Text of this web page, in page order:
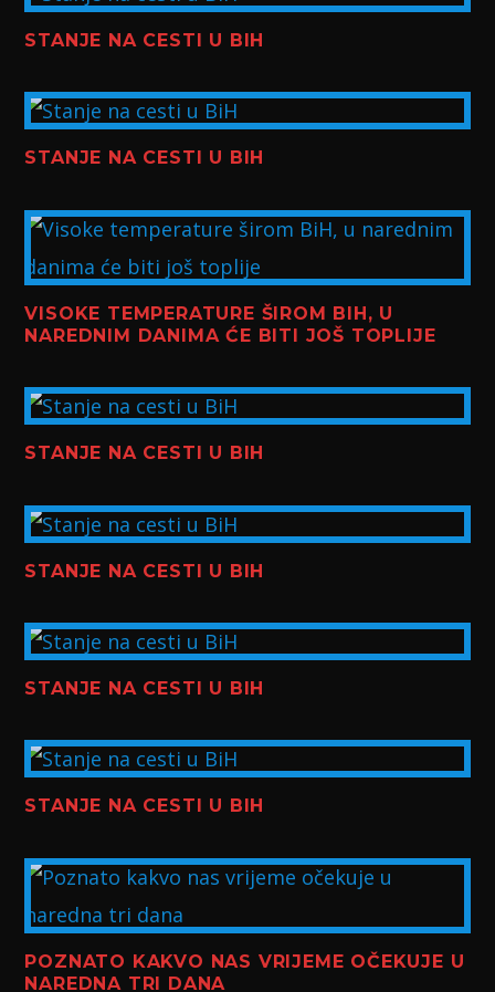
STANJE NA CESTI U BIH
STANJE NA CESTI U BIH
VISOKE TEMPERATURE ŠIROM BIH, U
NAREDNIM DANIMA ĆE BITI JOŠ TOPLIJE
STANJE NA CESTI U BIH
STANJE NA CESTI U BIH
STANJE NA CESTI U BIH
STANJE NA CESTI U BIH
POZNATO KAKVO NAS VRIJEME OČEKUJE U
NAREDNA TRI DANA